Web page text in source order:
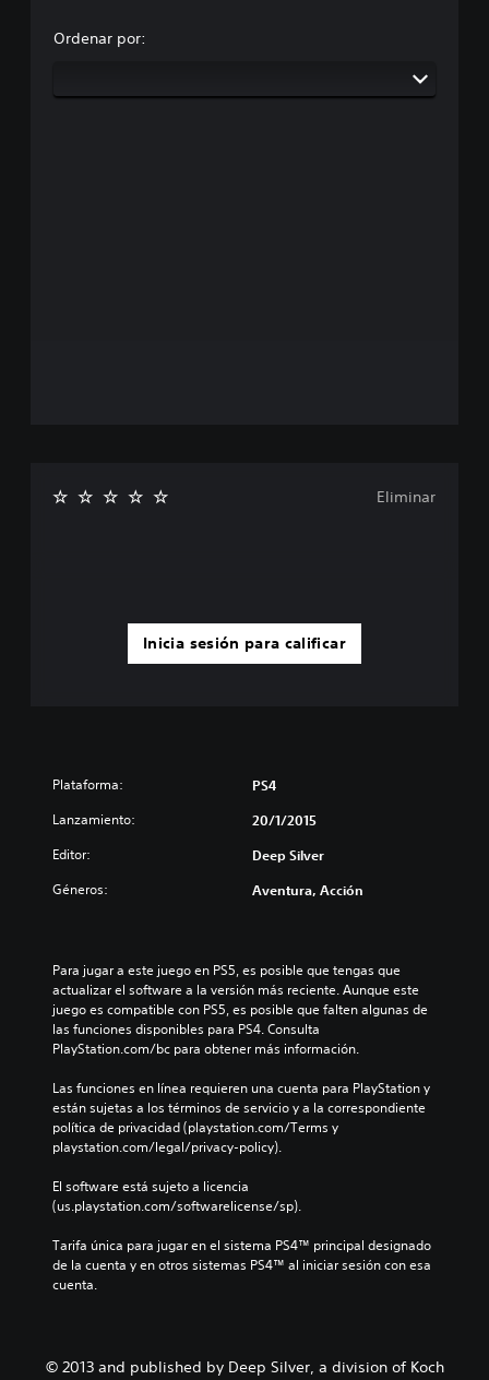
Ordenar por:
Inicia sesión para calificar
Eliminar
Plataforma: PS4
Lanzamiento: 20/1/2015
Editor: Deep Silver
Géneros: Aventura, Acción
Para jugar a este juego en PS5, es posible que tengas que
actualizar el software a la versión más reciente. Aunque este
juego es compatible con PS5, es posible que falten algunas de
las funciones disponibles para PS4. Consulta
PlayStation.com/bc para obtener más información.
Las funciones en línea requieren una cuenta para PlayStation y
están sujetas a los términos de servicio y a la correspondiente
política de privacidad (playstation.com/Terms y
playstation.com/legal/privacy-policy).
El software está sujeto a licencia
(us.playstation.com/softwarelicense/sp).
Tarifa única para jugar en el sistema PS4™ principal designado
de la cuenta y en otros sistemas PS4™ al iniciar sesión con esa
cuenta.
© 2013 and published by Deep Silver, a division of Koch